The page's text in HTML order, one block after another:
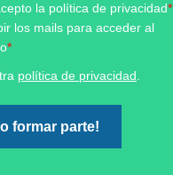
la política de privacidad*
los mails para acceder al
*
política de privacidad.
formar parte!